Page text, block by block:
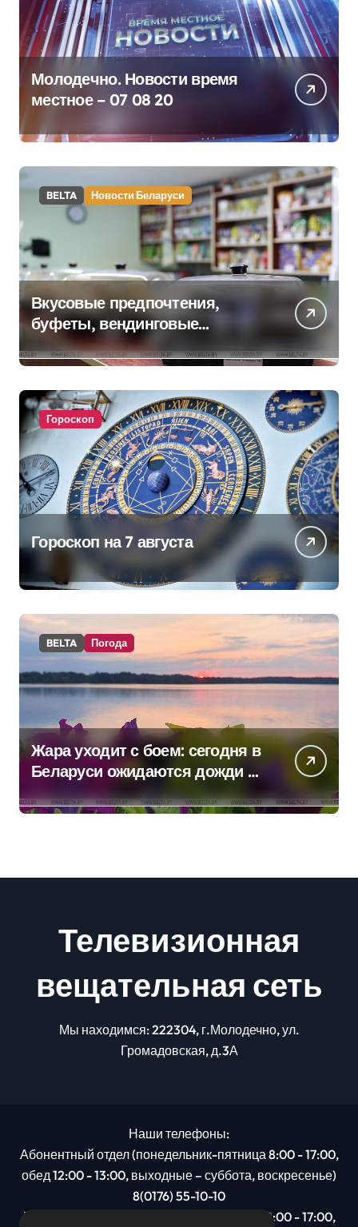
Молодечно. Новости время
местное – 07 08 20
BELTA Новости Беларуси
Вкусовые предпочтения,
буфеты, вендинговые
аппараты. Минобразования об
изменениях в школьном
питании
Гороскоп
Гороскоп на 7 августа
BELTA Погода
Жара уходит с боем: сегодня в
Беларуси ожидаются дожди и
грозы
Телевизионная
вещательная сеть
Мы находимся: 222304, г.Молодечно, ул.
Громадовская, д.3А
Наши телефоны:
Абонентный отдел (понедельник-пятница 8:00 - 17:00,
обед 12:00 - 13:00, выходные – суббота, воскресенье)
8(0176) 55-10-10
Рекламный отдел (понедельник-пятница 8:00 - 17:00,